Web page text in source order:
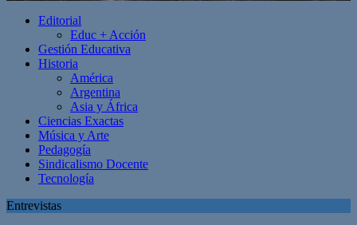
Editorial
Educ + Acción
Gestión Educativa
Historia
América
Argentina
Asia y África
Ciencias Exactas
Música y Arte
Pedagogía
Sindicalismo Docente
Tecnología
Entrevistas